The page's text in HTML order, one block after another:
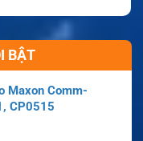
BẬT
Maxon Comm-
CP0515